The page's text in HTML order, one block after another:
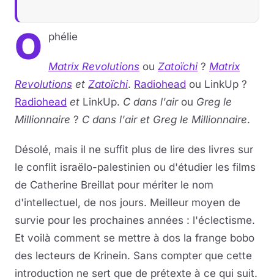
O phélie
Matrix Revolutions ou Zatoïchi? Matrix
Revolutions et Zatoïchi. Radiohead ou LinkUp ?
Radiohead et LinkUp. C dans l'airou Greg le
Millionnaire ? C dans l'air et Greg le Millionnaire.
Désolé, mais il ne suffit plus de lire des livres sur
le conflit israëlo-palestinien ou d'étudier les films
de Catherine Breillat pour mériter le nom
d'intellectuel, de nos jours. Meilleur moyen de
survie pour les prochaines années : l'éclectisme.
Et voilà comment se mettre à dos la frange bobo
des lecteurs de Krinein. Sans compter que cette
introduction ne sert que de prétexte à ce qui suit.